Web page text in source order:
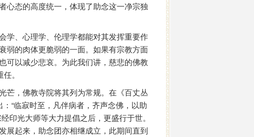
心态的高度统一，体现了助念这一净宗独
学、心理学、伦理学都能对其发挥重要作
弱的肉体更脆弱的一面。如果有宗教方面
可以减少悲哀。为此我们讲，慈悲的佛教
。
芒，佛教寺院将其列为常规。在《百丈丛
“临寂时至，凡伴病者，齐声念佛，以助
印光大师等大力提倡之后，更盛行于世。
展起来，助念团亦相继成立，此期间直到